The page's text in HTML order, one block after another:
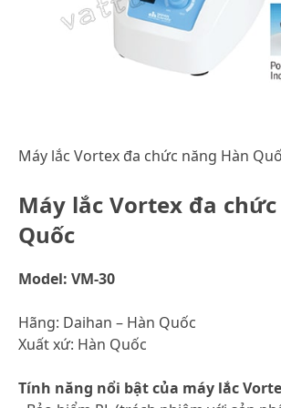
Máy lắc Vortex đa chức năng Hàn
Máy lắc Vortex đa
Quốc
Model: VM-30
Hãng: Daihan – Hàn Quốc
Xuất xứ: Hàn Quốc
Tính năng nổi bật của máy lắc